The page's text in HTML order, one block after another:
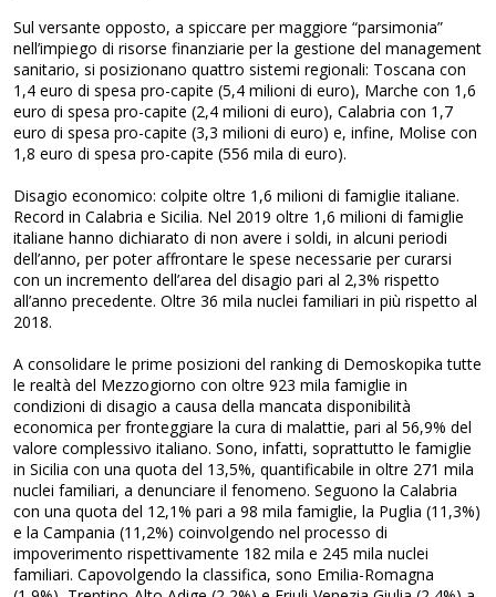
Sul versante opposto, a spiccare per maggiore “parsimonia”
nell’impiego di risorse finanziarie per la gestione del management
sanitario, si posizionano quattro sistemi regionali: Toscana con
1,4 euro di spesa pro-capite (5,4 milioni di euro), Marche con 1,6
euro di spesa pro-capite (2,4 milioni di euro), Calabria con 1,7
euro di spesa pro-capite (3,3 milioni di euro) e, infine, Molise con
1,8 euro di spesa pro-capite (556 mila di euro).
Disagio economico: colpite oltre 1,6 milioni di famiglie italiane.
Record in Calabria e Sicilia. Nel 2019 oltre 1,6 milioni di famiglie
italiane hanno dichiarato di non avere i soldi, in alcuni periodi
dell’anno, per poter affrontare le spese necessarie per curarsi
con un incremento dell’area del disagio pari al 2,3% rispetto
all’anno precedente. Oltre 36 mila nuclei familiari in più rispetto al
2018.
A consolidare le prime posizioni del ranking di Demoskopika tutte
le realtà del Mezzogiorno con oltre 923 mila famiglie in
condizioni di disagio a causa della mancata disponibilità
economica per fronteggiare la cura di malattie, pari al 56,9% del
valore complessivo italiano. Sono, infatti, soprattutto le famiglie
in Sicilia con una quota del 13,5%, quantificabile in oltre 271 mila
nuclei familiari, a denunciare il fenomeno. Seguono la Calabria
con una quota del 12,1% pari a 98 mila famiglie, la Puglia (11,3%)
e la Campania (11,2%) coinvolgendo nel processo di
impoverimento rispettivamente 182 mila e 245 mila nuclei
familiari. Capovolgendo la classifica, sono Emilia-Romagna